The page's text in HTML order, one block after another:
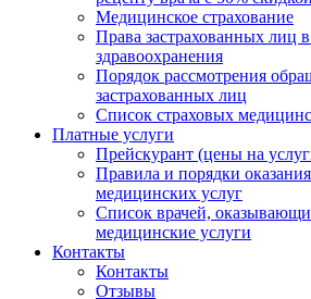
Медицинское страхование
Права застрахованных лиц
здравоохранения
Порядок рассмотрения
застрахованных лиц
Список страховых
Платные услуги
Прейскурант (цены на
Правила и порядки
медицинских услуг
Список врачей,
медицинские услуги
Контакты
Контакты
Отзывы